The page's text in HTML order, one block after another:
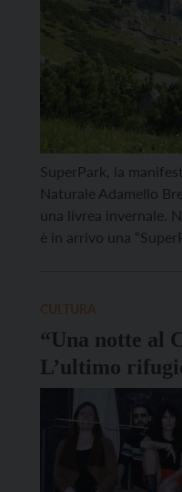
SuperPark, la
Naturale Adamello
una livrea invernale.
è in arrivo una
“Una notte al
L’ultimo
generation”
Meano